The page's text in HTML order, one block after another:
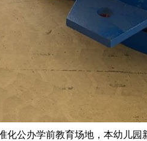
公办学前教育场地，本幼儿